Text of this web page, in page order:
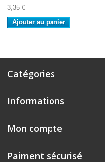
3,35 €
Ajouter au panier
Catégories
Informations
Mon compte
Paiment sécurisé